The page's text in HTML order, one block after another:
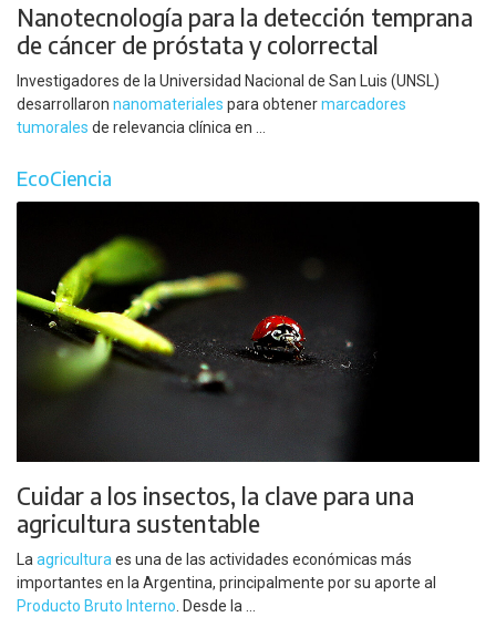
Nanotecnología para la detección temprana
de cáncer de próstata y colorrectal
Investigadores de la Universidad Nacional de San Luis (UNSL)
desarrollaron nanomateriales para obtenermarcadores
tumorales de relevancia clínica en ...
EcoCiencia
Cuidar a los insectos, la clave para una
agricultura sustentable
La agricultura es una de las actividades económicas más
importantes en la Argentina, principalmente por su aporte al
Producto Bruto Interno . Desde la ...